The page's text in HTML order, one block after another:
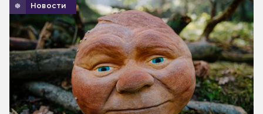
Новости